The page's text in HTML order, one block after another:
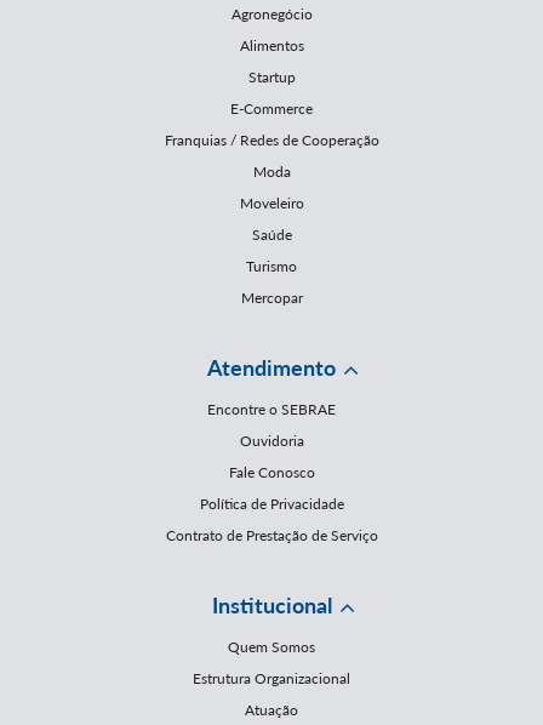
Agronegócio
Alimentos
Startup
E-Commerce
Franquias / Redes de Cooperação
Moda
Moveleiro
Saúde
Turismo
Mercopar
Atendimento
Encontre o SEBRAE
Ouvidoria
Fale Conosco
Política de Privacidade
Contrato de Prestação de Serviço
Institucional
Quem Somos
Estrutura Organizacional
Atuação